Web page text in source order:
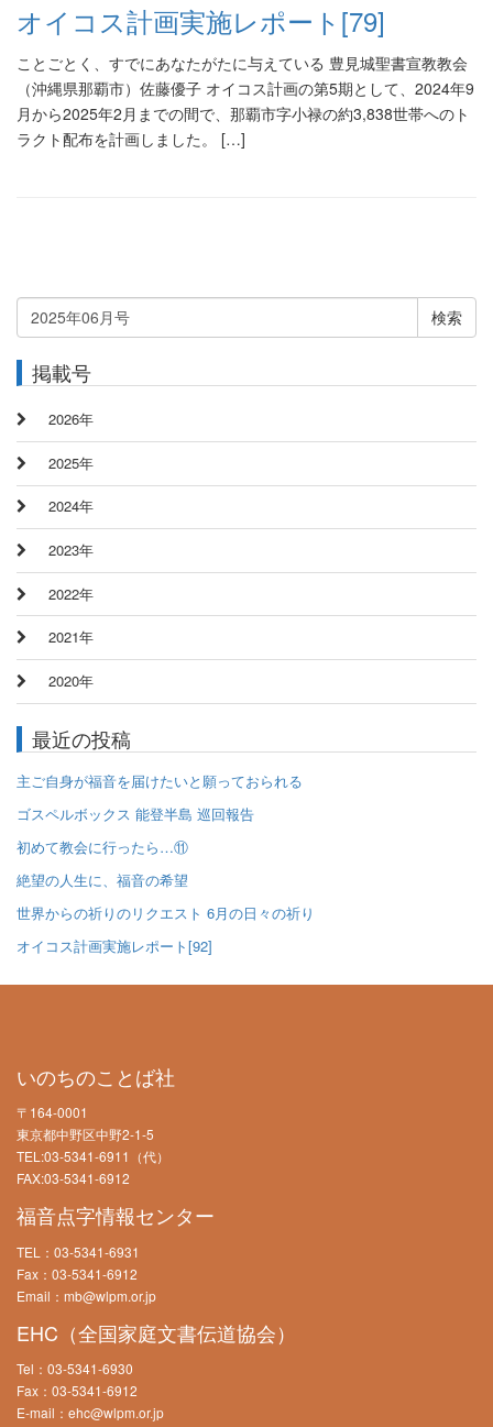
オイコス計画実施レポート[79]
ことごとく、すでにあなたがたに与えている 豊見城聖書宣教教会
（沖縄県那覇市）佐藤優子 オイコス計画の第5期として、2024年9
月から2025年2月までの間で、那覇市字小禄の約3,838世帯へのト
ラクト配布を計画しました。 […]
検
索:
掲載号
2026年
2025年
2024年
2023年
2022年
2021年
2020年
最近の投稿
主ご自身が福音を届けたいと願っておられる
ゴスペルボックス 能登半島 巡回報告
初めて教会に行ったら…⑪
絶望の人生に、福音の希望
世界からの祈りのリクエスト 6月の日々の祈り
オイコス計画実施レポート[92]
いのちのことば社
〒164-0001
東京都中野区中野2-1-5
TEL:03-5341-6911（代）
FAX:03-5341-6912
福音点字情報センター
TEL：03-5341-6931
Fax：03-5341-6912
Email：mb@wlpm.or.jp
EHC（全国家庭文書伝道協会）
Tel：03-5341-6930
Fax：03-5341-6912
E-mail：ehc@wlpm.or.jp